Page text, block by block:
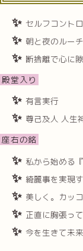
セルフコント
朝と夜のルー
断捨離で心に
殿堂入り
有言実行
尊己及人 人生
座右の銘
私から始める
綺麗事を実現
美しく。カッコ
正直に胸張っ
今を生きて未